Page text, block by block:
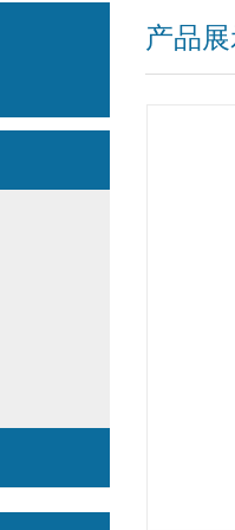
产品